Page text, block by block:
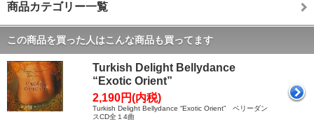
商品カテゴリー一覧
この商品を買った人はこんな商品も買ってます
Turkish Delight Bellydance
“Exotic Orient”
2,190円(内税)
Turkish Delight Bellydance “Exotic Orient” ベリーダン
スCD全１4曲